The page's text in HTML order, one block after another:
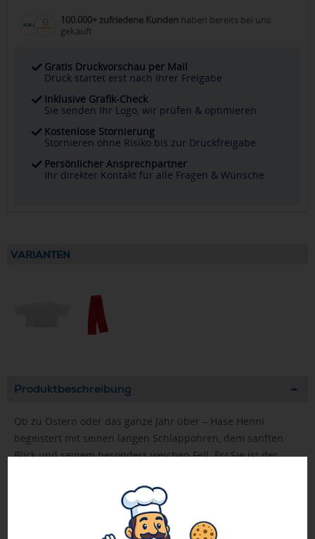
100.000+ zufriedene Kunden haben bereits bei uns
gekauft
Gratis Druckvorschau per Mail
Druck startet erst nach Ihrer Freigabe
Inklusive Grafik-Check
Sie senden Ihr Logo, wir prüfen & optimieren
Kostenlose Stornierung
Stornieren ohne Risiko bis zur Druckfreigabe
Persönlicher Ansprechpartner
Ihr direkter Kontakt für alle Fragen & Wünsche
VARIANTEN
Produktbeschreibung
Ob zu Ostern oder das ganze Jahr über – Hase Henni
begeistert mit seinen langen Schlappohren, dem sanften
Blick und seinem besonders weichen Fell. Er/ Sie ist der
garantiert für leuchtende Augen.
Individuell veredelbar mit Logo oder Slogan auf der
Werbefahne oder einem passenden Accessoire, wird der